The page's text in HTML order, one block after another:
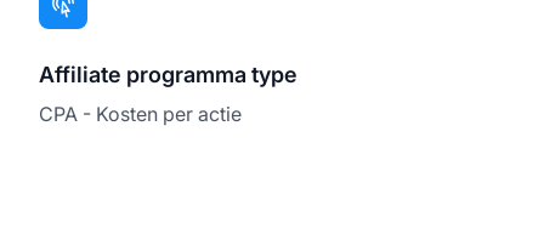
Affiliate programma type
CPA - Kosten per actie